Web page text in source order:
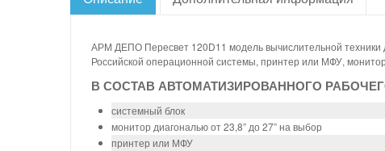
АРМ ДЕПО Пересвет 120D11 модель вычислительной
Российской операционной системы, принтер или МФУ,
В СОСТАВ АВТОМАТИЗИРОВАННОГО
системный блок
монитор диагональю от 23,8” до 27” на выбор
принтер или МФУ